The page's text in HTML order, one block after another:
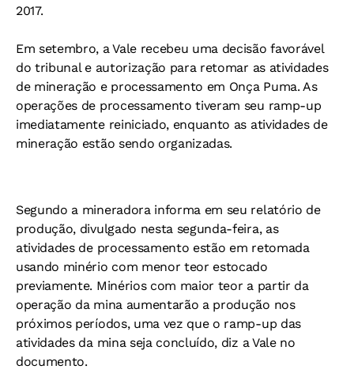
2017.
Em setembro, a Vale recebeu uma decisão favorável
do tribunal e autorização para retomar as atividades
de mineração e processamento em Onça Puma. As
operações de processamento tiveram seu ramp-up
imediatamente reiniciado, enquanto as atividades de
mineração estão sendo organizadas.
Segundo a mineradora informa em seu relatório de
produção, divulgado nesta segunda-feira, as
atividades de processamento estão em retomada
usando minério com menor teor estocado
previamente. Minérios com maior teor a partir da
operação da mina aumentarão a produção nos
próximos períodos, uma vez que o ramp-up das
atividades da mina seja concluído, diz a Vale no
documento.